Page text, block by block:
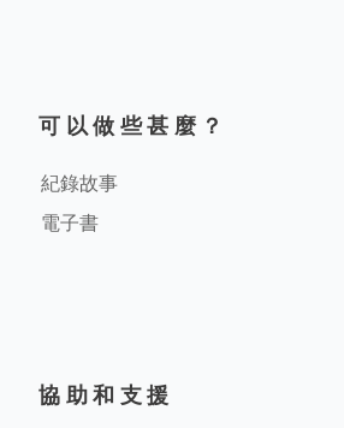
可以做些甚麼？
紀錄故事
電子書
協助和支援